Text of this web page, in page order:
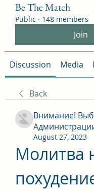
Be The Match
Public · 148 members
Join
Discussion Media
Back
Внимание!
August 27, 2023
Молитва